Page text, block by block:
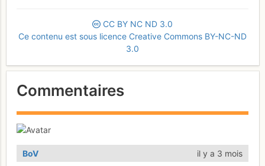
CC BY NC ND 3.0
Ce contenu est sous licence Creative Commons BY-NC-ND
3.0
Commentaires
BoV
il y a 3 mois